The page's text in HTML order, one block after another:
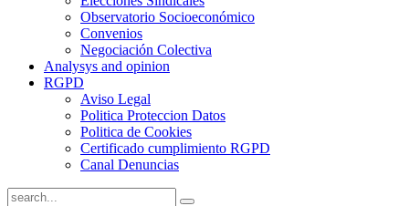
Observatorio Socioeconómico
Convenios
Negociación Colectiva
Analysys and opinion
RGPD
Aviso Legal
Politica Proteccion Datos
Politica de Cookies
Certificado cumplimiento RGPD
Canal Denuncias